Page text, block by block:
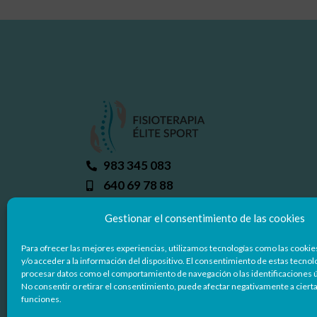
Gestionar el consentimiento de las cookies
Para ofrecer las mejores experiencias, utilizamos tecnologías como las
y/o acceder a la información del dispositivo. El consentimiento de estas
procesar datos como el comportamiento de navegación o las identificaciones
No consentir o retirar el consentimiento, puede afectar negativamente a
funciones.
983 345 083
640 69 78 88
C/ Miguel Delibes 50, 47008 - Valladolid